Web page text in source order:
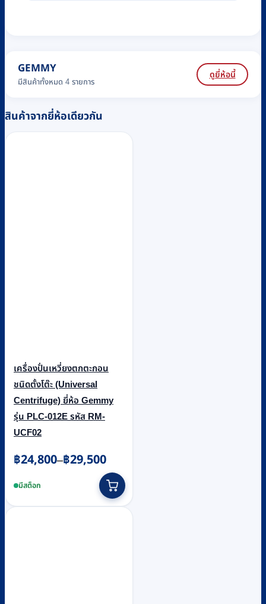
GEMMY
มีสินค้าทั้งหมด 4 รายการ
ดูยี่ห้อนี้
สินค้าจากยี่ห้อเดียวกัน
เครื่องปั่นเหวี่ยงตกตะกอน
ชนิดตั้งโต๊ะ (Universal
Centrifuge) ยี่ห้อ Gemmy
รุ่น PLC-012E รหัส RM-
UCF02
฿24,800–฿29,500
Price
range:
฿24,800
มีสต็อก
product